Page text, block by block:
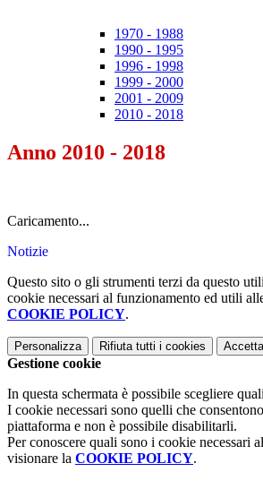
1970 - 1988
1990 - 1995
1996 - 1998
1999 - 2000
2001 - 2009
2010 - 2018
Anno 2010 - 2018
Caricamento...
Notizie
Questo sito o gli strumenti terzi da questo
cookie necessari al funzionamento ed utili
COOKIE POLICY.
Personalizza Rifiuta tutti i cookies
Gestione cookie
In questa schermata è possibile scegliere
I cookie necessari sono quelli che
piattaforma e non è possibile disabilitarli.
Per conoscere quali sono i cookie necessari
visionare la COOKIE POLICY.